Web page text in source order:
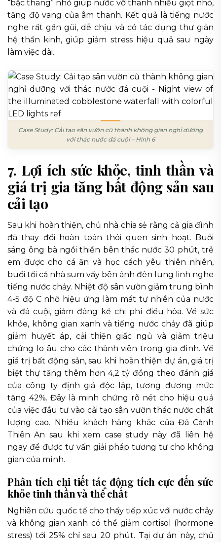
“bậc thang” nhỏ giúp nước vỡ thành nhiều giọt nhỏ,
tăng độ vang của âm thanh. Kết quả là tiếng nước
nghe rất gần gũi, dễ chịu và có tác dụng thư giãn
hệ thần kinh, giúp giảm stress hiệu quả sau ngày
làm việc dài.
Case Study: Cải tạo sân vườn cũ thành không gian nghỉ dưỡng
với thác nước đá cuội – Hình 6
7. Lợi ích sức khỏe, tinh thần và
giá trị gia tăng bất động sản sau
cải tạo
Sau khi hoàn thiện, chủ nhà chia sẻ rằng cả gia đình
đã thay đổi hoàn toàn thói quen sinh hoạt. Buổi
sáng ông bà ngồi thiền bên thác nước 30 phút, trẻ
em được cho cá ăn và học cách yêu thiên nhiên,
buổi tối cả nhà sum vầy bên ánh đèn lung linh nghe
tiếng nước chảy. Nhiệt độ sân vườn giảm trung bình
4-5 độ C nhờ hiệu ứng làm mát tự nhiên của nước
và đá cuội, giảm đáng kể chi phí điều hòa. Về sức
khỏe, không gian xanh và tiếng nước chảy đã giúp
giảm huyết áp, cải thiện giấc ngủ và giảm triệu
chứng lo âu cho các thành viên trong gia đình. Về
giá trị bất động sản, sau khi hoàn thiện dự án, giá trị
biệt thự tăng thêm hơn 4,2 tỷ đồng theo đánh giá
của công ty định giá độc lập, tương đương mức
tăng 42%. Đây là minh chứng rõ nét cho hiệu quả
của việc đầu tư vào cải tạo sân vườn thác nước chất
lượng cao. Nhiều khách hàng khác của Đá Cảnh
Thiên An sau khi xem case study này đã liên hệ
ngay để được tư vấn giải pháp tương tự cho không
gian của mình.
Phân tích chi tiết tác động tích cực đến sức
khỏe tinh thần và thể chất
Nghiên cứu quốc tế cho thấy tiếp xúc với nước chảy
và không gian xanh có thể giảm cortisol (hormone
stress) tới 25% chỉ sau 20 phút. Tại dự án này, chủ